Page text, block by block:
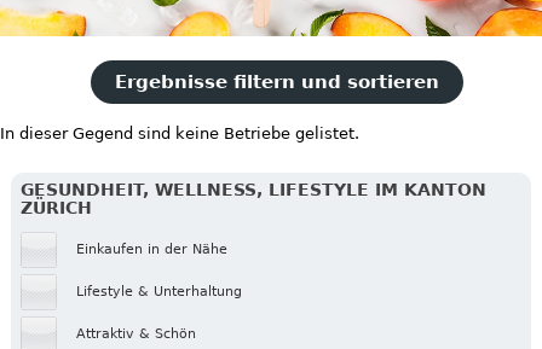
Ergebnisse filtern und sortieren
In dieser Gegend sind keine Betriebe gelistet.
GESUNDHEIT, WELLNESS, LIFESTYLE IM KANTON
ZÜRICH
Einkaufen in der Nähe
Lifestyle & Unterhaltung
Attraktiv & Schön